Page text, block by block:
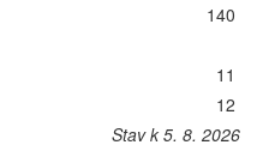
140
11
12
Stav k 5. 8. 2026